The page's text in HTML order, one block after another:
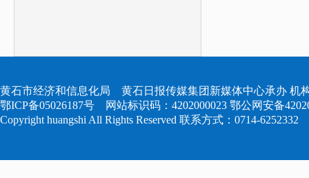
黄石市经济和信息化局 黄石日报传媒集团新媒体中心承办 机
鄂ICP备05026187号 网站标识码：4202000023 鄂公网安备
Copyright huangshi All Rights Reserved 联系方式：0714-6252332